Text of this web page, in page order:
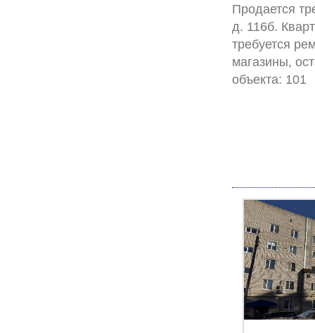
Продается
д. 116б.
требуется
магазины,